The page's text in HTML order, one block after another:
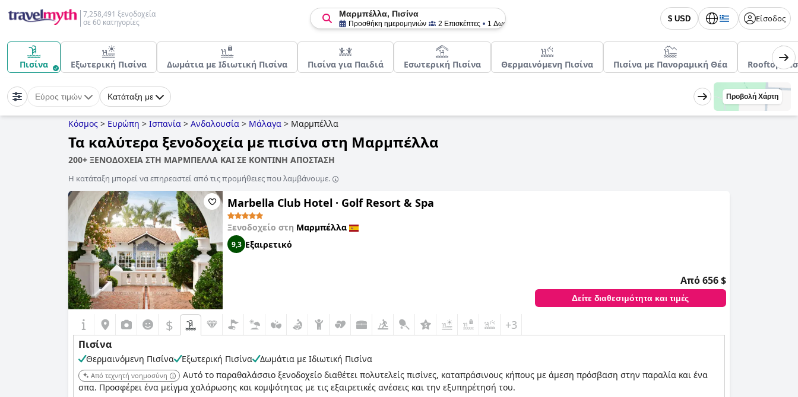
7,258,491 ξενοδοχεία
σε 60 κατηγορίες
$ USD Είσοδος
Μαρμπέλλα, Πισίνα
Προσθήκη ημερομηνιών 2 Επισκέπτες 1 Δωμάτιο
Πισίνα Εξωτερική Πισίνα Δωμάτια με Ιδιωτική Πισίνα Πισίνα για Παιδιά Εσωτερική Πισίνα Θερμαινόμενη Πισίνα Πισίνα με Πανοραμική Θέα Rooftop
Εύρος τιμών Κατάταξη με Προβολή Χάρτη
Κόσμος > Ευρώπη > Ισπανία > Ανδαλουσία > Μάλαγα > Μαρμπέλλα
Τα καλύτερα ξενοδοχεία με πισίνα στη Μαρμπέλλα
200+ ΞΕΝΟΔΟΧΕΙΑ ΣΤΗ ΜΑΡΜΠΕΛΛΑ ΚΑΙ ΣΕ ΚΟΝΤΙΝΗ ΑΠΟΣΤΑΣΗ
Η κατάταξη μπορεί να επηρεαστεί από τις προμήθειες που λαμβάνουμε.
Marbella Club Hotel · Golf Resort & Spa
Ξενοδοχείο στη Μαρμπέλλα
9,3 Εξαιρετικό
Από 656 $
Δείτε διαθεσιμότητα και τιμές
$ +3
Πισίνα
Θερμαινόμενη Πισίνα Εξωτερική Πισίνα Δωμάτια με Ιδιωτική Πισίνα
Από τεχνητή νοημοσύνη
Αυτό το παραθαλάσσιο ξενοδοχείο διαθέτει πολυτελείς πισίνες, καταπράσινους κήπους με άμεση πρόσβαση στην παραλία και ένα
σπα. Προσφέρει ένα μείγμα χαλάρωσης και κομψότητας με τις εξαιρετικές ανέσεις και την εξυπηρέτησή του.